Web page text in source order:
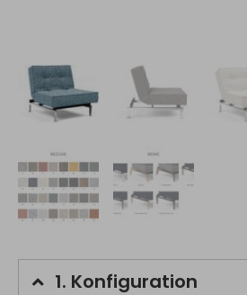
1. Konfiguration